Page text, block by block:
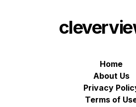
Home
About Us
Privacy
Terms of